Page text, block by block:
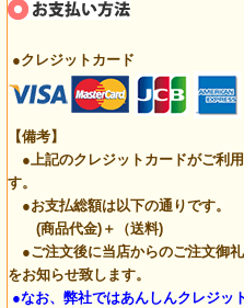
●クレジットカード
【備考】
●上記のクレジットカードがご利
す。
●お支払総額は以下の通りです。
(商品代金)＋（送料)
●ご注文後に当店からのご注文御
をお知らせ致します。
●なお、弊社ではあんしんクレジッ